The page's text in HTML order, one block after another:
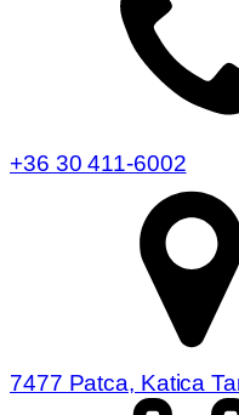
+36 30 411-6002
7477 Patca, Katica